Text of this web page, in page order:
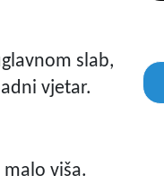
slab,
vjetar.
viša.